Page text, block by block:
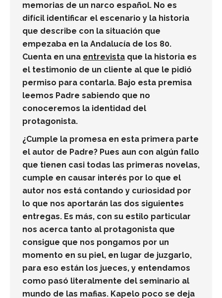
memorias de un narco español. No es
difícil identificar el escenario y la historia
que describe con la situación que
empezaba en la Andalucía de los 80.
Cuenta en una entrevista que la historia es
el testimonio de un cliente al que le pidió
permiso para contarla. Bajo esta premisa
leemos Padre sabiendo que no
conoceremos la identidad del
protagonista.
¿Cumple la promesa en esta primera parte
el autor de Padre? Pues aun con algún fallo
que tienen casi todas las primeras novelas,
cumple en causar interés por lo que el
autor nos está contando y curiosidad por
lo que nos aportarán las dos siguientes
entregas. Es más, con su estilo particular
nos acerca tanto al protagonista que
consigue que nos pongamos por un
momento en su piel, en lugar de juzgarlo,
para eso están los jueces, y entendamos
como pasó literalmente del seminario al
mundo de las mafias. Kapelo poco se deja